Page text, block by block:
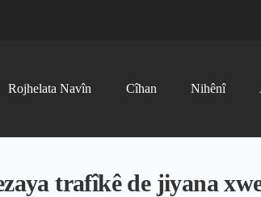
Rojhelata Navîn Cîhan Nihênî
trafîkê de jiyana